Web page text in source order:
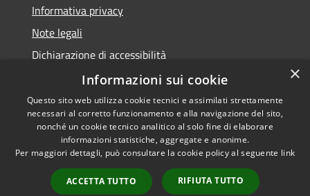
Informativa privacy
Note legali
Dichiarazione di accessibilità
Dichiarazione di accessibilità dal 2025
RSS
Accessibilità
Copyright © 2026 • Comune di
Municipium•
Accesso
×
Informazioni sui cookie
Questo sito web utilizza cookie tecnici e assimilati strettamente
necessari al corretto funzionamento e alla navigazione del sito,
nonché un cookie tecnico analitico al solo fine di elaborare
informazioni statistiche, aggregate e anonime.
Per maggiori dettagli, può consultare la cookie policy al seguente link
ACCETTA TUTTO RIFIUTA TUTTO